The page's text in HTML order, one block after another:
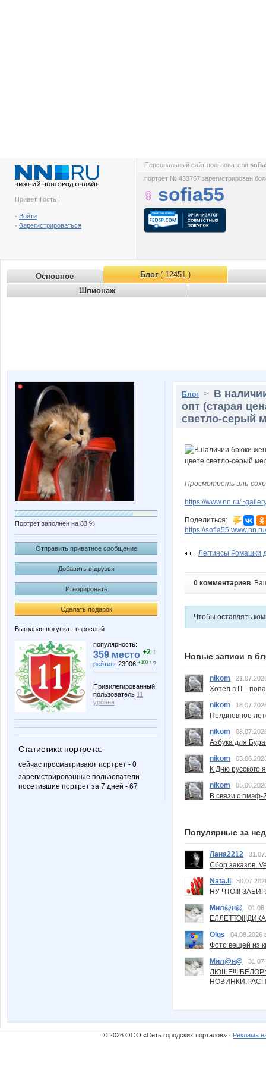
Привет, Гость !
- Войти
- Зарегистрироваться
Персональный сайт пользователя
портрет № 433757 зарегистрирован
sofia55
Основное Блог( 12451 )
Шпионаж
Портрет заполнен на 83 %
Отправить приватное сообщение
Добавить в друзья
Игнорировать
Сделать подарок
Выгодная покупка - взрослый
популярность:
359 место +2 ↑
рейтинг 23906 +100 ↑ ?
Привилегированный
пользователь 11
уровня
Статистика портрета:
сейчас просматривают портрет - 0
зарегистрированные пользователи
посетившие портрет за 7 дней - 67
Блог > В
опт (старая
светло-серый
Просмотреть или
https://www.nn.ru/
Поделиться:
https://
Леггинсы Ромашки
0 комментариев.
Чтобы оставлять
Новые записи в
nikom
Хотел в IT -
nikom
Полдневное
nikom
Азбука для
nikom
К Дню русского
nikom
В связи с пмэф-
Популярные за
Лана2212
Сбор заказов.
Nata.li
НУ ЧТО!!!
Мил@н@
Olgs
04.08.2026
Фото вещей из
Мил@н@
© 2026 ООО «Сеть городских порталов» · Реклама